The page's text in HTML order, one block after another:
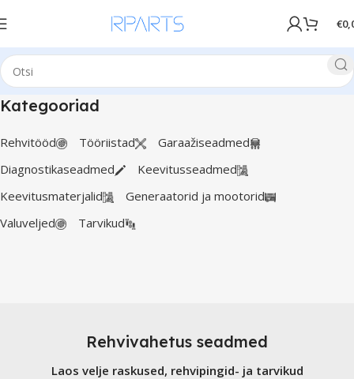
€
Kategooriad
Rehvitööd Tööriistad
Garaažiseadmed
Diagnostikaseadmed
Keevitusseadmed
Keevitusmaterjalid
Generaatorid ja mootorid
Valuveljed
Tarvikud
Rehvivahetus seadmed
Laos velje raskused, rehvipingid- ja tarvikud